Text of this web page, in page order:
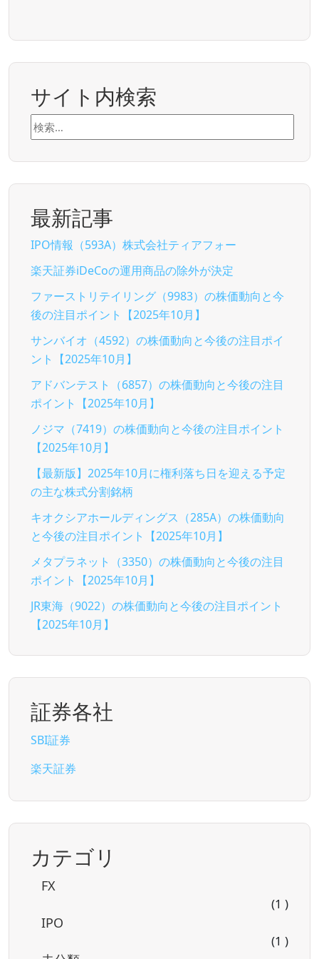
サイト内検索
検
索:
最新記事
IPO情報（593A）株式会社ティアフォー
楽天証券iDeCoの運用商品の除外が決定
ファーストリテイリング（9983）の株価動向と今
後の注目ポイント【2025年10月】
サンバイオ（4592）の株価動向と今後の注目ポイ
ント【2025年10月】
アドバンテスト（6857）の株価動向と今後の注目
ポイント【2025年10月】
ノジマ（7419）の株価動向と今後の注目ポイント
【2025年10月】
【最新版】2025年10月に権利落ち日を迎える予定
の主な株式分割銘柄
キオクシアホールディングス（285A）の株価動向
と今後の注目ポイント【2025年10月】
メタプラネット（3350）の株価動向と今後の注目
ポイント【2025年10月】
JR東海（9022）の株価動向と今後の注目ポイント
【2025年10月】
証券各社
SBI証券
楽天証券
カテゴリ
FX
(1 )
IPO
(1 )